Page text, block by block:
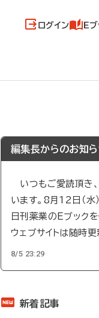
ログイン E
編集長からのお知
いつもご愛読頂き
います。8月12日（水
日刊薬業のEブックを
ウェブサイトは随時更
8/5 23:29
新着記事